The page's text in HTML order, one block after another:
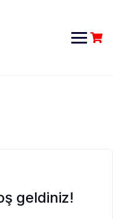
geldiniz!